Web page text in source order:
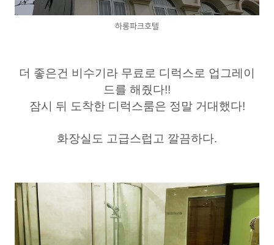
하롱파크호텔
더 좋은건 비수기라 무료로 디럭스로 업그레이
드를 해줬다!!
잠시 뒤 도착한 디럭스룸은 정말 거대했다!
화장실도 고급스럽고 깔끔하다.